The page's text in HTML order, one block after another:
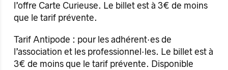
l’offre Carte Curieuse. Le billet est à 3€ de moins
que le tarif prévente.
Tarif Antipode : pour les adhérent·es de
l’association et les professionnel·les. Le billet est à
3€ de moins que le tarif prévente. Disponible